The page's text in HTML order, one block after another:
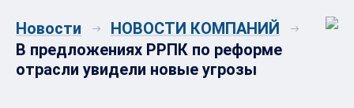
Новости
НОВОСТИ КОМПАНИЙ
В предложениях РРПК по реформе
отрасли увидели новые угрозы